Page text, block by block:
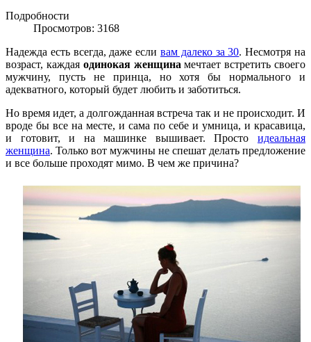
Подробности
Просмотров: 3168
Надежда есть всегда, даже если вам далеко за 30. Несмотря на
возраст, каждая одинокая женщина мечтает встретить своего
мужчину, пусть не принца, но хотя бы нормального и
адекватного, который будет любить и заботиться.
Но время идет, а долгожданная встреча так и не происходит. И
вроде бы все на месте, и сама по себе и умница, и красавица,
и готовит, и на машинке вышивает. Просто идеальная
женщина. Только вот мужчины не спешат делать предложение
и все больше проходят мимо. В чем же причина?